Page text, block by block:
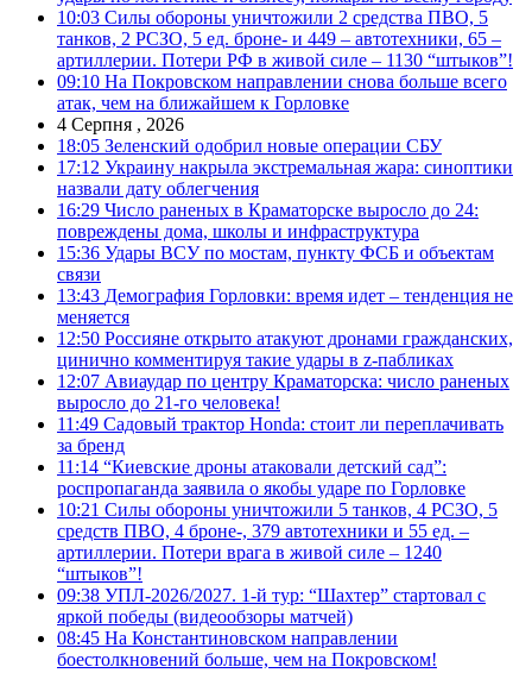
10:03 Силы обороны уничтожили 2 средства ПВО, 5
танков, 2 РСЗО, 5 ед. броне- и 449 – автотехники, 65 –
артиллерии. Потери РФ в живой силе – 1130 “штыков”!
09:10 На Покровском направлении снова больше всего
атак, чем на ближайшем к Горловке
4 Серпня , 2026
18:05 Зеленский одобрил новые операции СБУ
17:12 Украину накрыла экстремальная жара: синоптики
назвали дату облегчения
16:29 Число раненых в Краматорске выросло до 24:
повреждены дома, школы и инфраструктура
15:36 Удары ВСУ по мостам, пункту ФСБ и объектам
связи
13:43 Демография Горловки: время идет – тенденция не
меняется
12:50 Россияне открыто атакуют дронами гражданских,
цинично комментируя такие удары в z-пабликах
12:07 Авиаудар по центру Краматорска: число раненых
выросло до 21-го человека!
11:49 Садовый трактор Honda: стоит ли переплачивать
за бренд
11:14 “Киевские дроны атаковали детский сад”:
роспропаганда заявила о якобы ударе по Горловке
10:21 Силы обороны уничтожили 5 танков, 4 РСЗО, 5
средств ПВО, 4 броне-, 379 автотехники и 55 ед. –
артиллерии. Потери врага в живой силе – 1240
“штыков”!
09:38 УПЛ-2026/2027. 1-й тур: “Шахтер” стартовал с
яркой победы (видеообзоры матчей)
08:45 На Константиновском направлении
боестолкновений больше, чем на Покровском!